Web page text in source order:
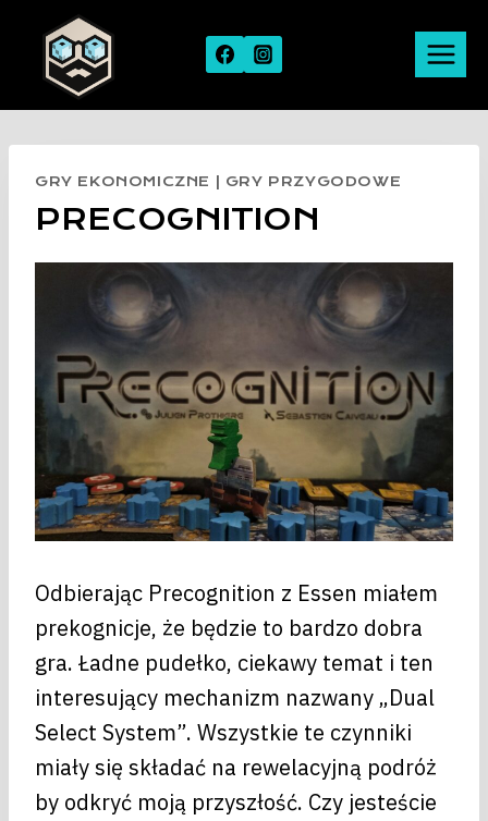
content
GRY EKONOMICZNE GRY PRZYGODOWE
PRECOGNITION
Odbierając Precognition z Essen miałem
prekognicje, że będzie to bardzo dobra
gra. Ładne pudełko, ciekawy temat i ten
interesujący mechanizm nazwany „Dual
Select System”. Wszystkie te czynniki
miały się składać na rewelacyjną podróż
by odkryć moją przyszłość. Czy jesteście